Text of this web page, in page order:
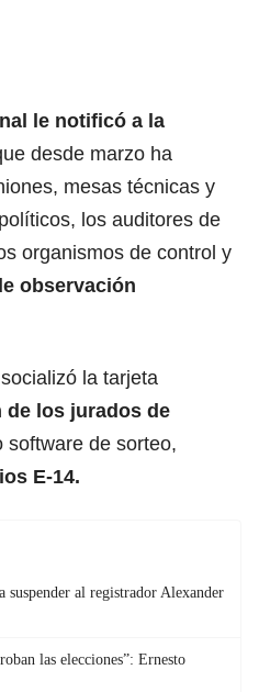
le notificó a la
desde marzo ha
mesas técnicas y
los auditores de
organismos de control y
observación
la tarjeta
de los jurados de
software de sorteo,
E-14.
suspender al registrador Alexander
las elecciones”: Ernesto